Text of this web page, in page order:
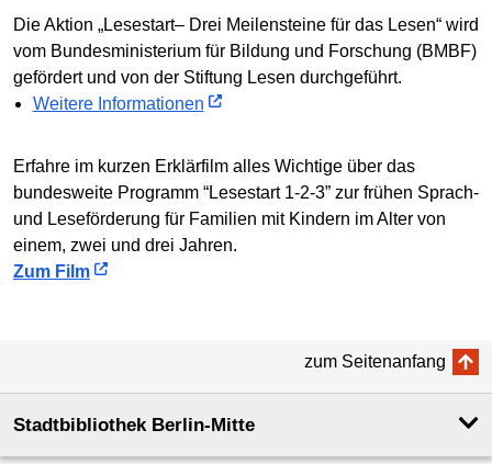
Die Aktion „Lesestart– Drei Meilensteine für das Lesen“ wird
vom Bundesministerium für Bildung und Forschung (BMBF)
gefördert und von der Stiftung Lesen durchgeführt.
Weitere Informationen
Erfahre im kurzen Erklärfilm alles Wichtige über das
bundesweite Programm “Lesestart 1-2-3” zur frühen Sprach-
und Leseförderung für Familien mit Kindern im Alter von
einem, zwei und drei Jahren.
Zum Film
zum Seitenanfang
Stadtbibliothek Berlin-Mitte